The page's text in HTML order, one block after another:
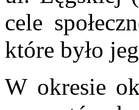
cele
które było
W okresie